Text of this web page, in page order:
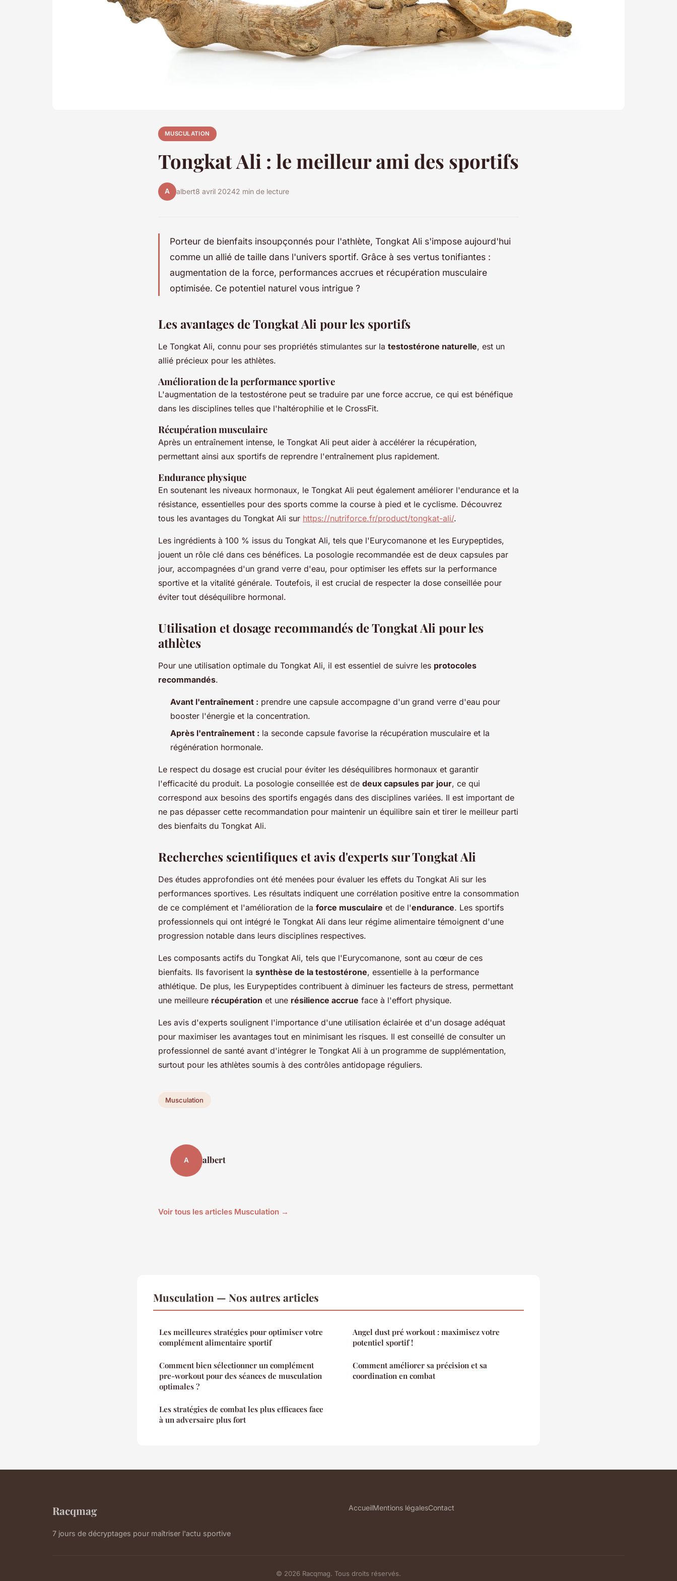
MUSCULATION
Tongkat Ali : le meilleur ami des sportifs
A albert8 avril 20242 min de lecture
Porteur de bienfaits insoupçonnés pour l'athlète, Tongkat Ali s'impose aujourd'hui
comme un allié de taille dans l'univers sportif. Grâce à ses vertus tonifiantes :
augmentation de la force, performances accrues et récupération musculaire
optimisée. Ce potentiel naturel vous intrigue ?
Les avantages de Tongkat Ali pour les sportifs
Le Tongkat Ali, connu pour ses propriétés stimulantes sur la testostérone naturelle, est un
allié précieux pour les athlètes.
Amélioration de la performance sportive
L'augmentation de la testostérone peut se traduire par une force accrue, ce qui est bénéfique
dans les disciplines telles que l'haltérophilie et le CrossFit.
Récupération musculaire
Après un entraînement intense, le Tongkat Ali peut aider à accélérer la récupération,
permettant ainsi aux sportifs de reprendre l'entraînement plus rapidement.
Endurance physique
En soutenant les niveaux hormonaux, le Tongkat Ali peut également améliorer l'endurance et la
résistance, essentielles pour des sports comme la course à pied et le cyclisme. Découvrez
tous les avantages du Tongkat Ali sur https://nutriforce.fr/product/tongkat-ali/.
Les ingrédients à 100 % issus du Tongkat Ali, tels que l'Eurycomanone et les Eurypeptides,
jouent un rôle clé dans ces bénéfices. La posologie recommandée est de deux capsules par
jour, accompagnées d'un grand verre d'eau, pour optimiser les effets sur la performance
sportive et la vitalité générale. Toutefois, il est crucial de respecter la dose conseillée pour
éviter tout déséquilibre hormonal.
Utilisation et dosage recommandés de Tongkat Ali pour les
athlètes
Pour une utilisation optimale du Tongkat Ali, il est essentiel de suivre les protocoles
recommandés.
Avant l'entraînement : prendre une capsule accompagne d'un grand verre d'eau pour
booster l'énergie et la concentration.
Après l'entraînement : la seconde capsule favorise la récupération musculaire et la
régénération hormonale.
Le respect du dosage est crucial pour éviter les déséquilibres hormonaux et garantir
l'efficacité du produit. La posologie conseillée est de deux capsules par jour, ce qui
correspond aux besoins des sportifs engagés dans des disciplines variées. Il est important de
ne pas dépasser cette recommandation pour maintenir un équilibre sain et tirer le meilleur parti
des bienfaits du Tongkat Ali.
Recherches scientifiques et avis d'experts sur Tongkat Ali
Des études approfondies ont été menées pour évaluer les effets du Tongkat Ali sur les
performances sportives. Les résultats indiquent une corrélation positive entre la consommation
de ce complément et l'amélioration de la force musculaire et de l'endurance. Les sportifs
professionnels qui ont intégré le Tongkat Ali dans leur régime alimentaire témoignent d'une
progression notable dans leurs disciplines respectives.
Les composants actifs du Tongkat Ali, tels que l'Eurycomanone, sont au cœur de ces
bienfaits. Ils favorisent la synthèse de la testostérone, essentielle à la performance
athlétique. De plus, les Eurypeptides contribuent à diminuer les facteurs de stress, permettant
une meilleure récupération et une résilience accrue face à l'effort physique.
Les avis d'experts soulignent l'importance d'une utilisation éclairée et d'un dosage adéquat
pour maximiser les avantages tout en minimisant les risques. Il est conseillé de consulter un
professionnel de santé avant d'intégrer le Tongkat Ali à un programme de supplémentation,
surtout pour les athlètes soumis à des contrôles antidopage réguliers.
Musculation
A albert
Voir tous les articles Musculation →
Musculation — Nos autres articles
Les meilleures stratégies pour optimiser votre
complément alimentaire sportif
Comment bien sélectionner un complément
pre-workout pour des séances de musculation
optimales ?
Les stratégies de combat les plus efficaces face
à un adversaire plus fort
Angel dust pré workout : maximisez votre
potentiel sportif !
Comment améliorer sa précision et sa
coordination en combat
Racqmag
7 jours de décryptages pour maîtriser l'actu sportive
AccueilMentions légalesContact
© 2026 Racqmag. Tous droits réservés.